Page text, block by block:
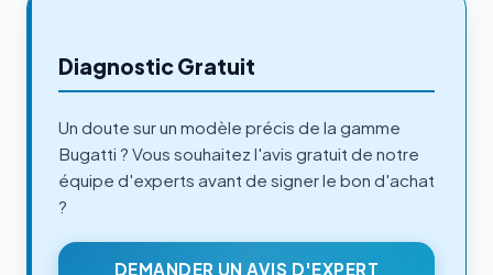
Diagnostic Gratuit
Un doute sur un modèle précis de la gamme
Bugatti ? Vous souhaitez l'avis gratuit de notre
équipe d'experts avant de signer le bon d'achat
?
DEMANDER UN AVIS D'EXPERT